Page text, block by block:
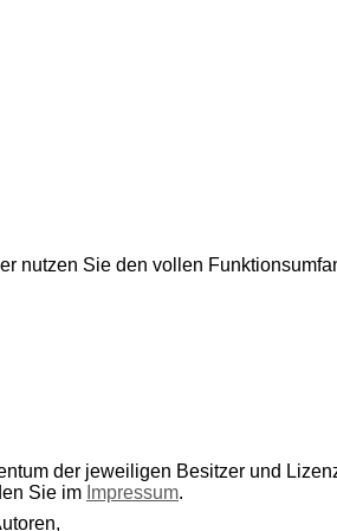
nutzen Sie den vollen
der jeweiligen Besitzer und
Sie im Impressum.